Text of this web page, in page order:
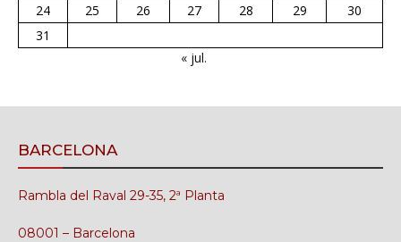
24
25 26 27 28 29
30
31
« jul.
BARCELONA
Rambla del Raval 29-35, 2ª Planta
08001 – Barcelona